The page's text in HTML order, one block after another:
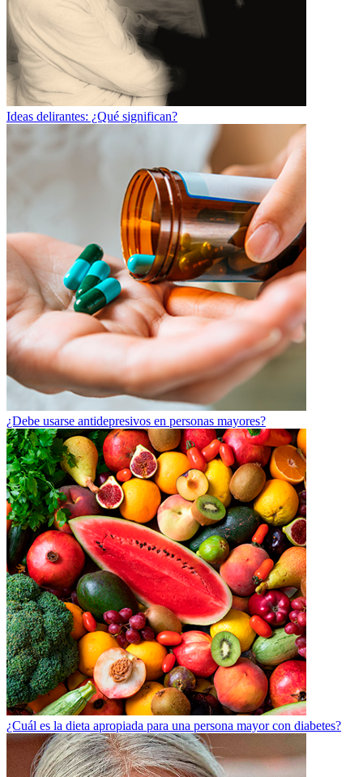
Ideas delirantes: ¿Qué significan?
¿Debe usarse antidepresivos en personas mayores?
¿Cuál es la dieta apropiada para una persona mayor con diabetes?